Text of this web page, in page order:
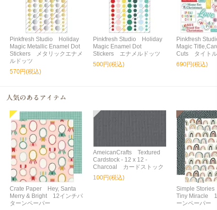
Pinkfresh Studio Holiday
Magic Metallic Enamel Dot
Stickers メタリックエナメ
ルドッツ
570円(税込)
Pinkfresh Studio Holiday
Magic Enamel Dot
Stickers エナメルドッツ
500円(税込)
Pinkfresh
Magic
Cuts タイト
690円(税込)
Crate Paper Hey, Santa
Merry & Bright 12インチパ
ターンペーパー
AmeicanCrafts Textured
Cardstock - 12 x 12 -
Charcoal カードストック
100円(税込)
Simple
Tiny Miracle
ーンペーパー